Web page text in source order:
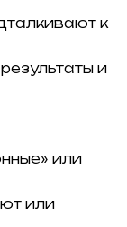
к
и
или
или